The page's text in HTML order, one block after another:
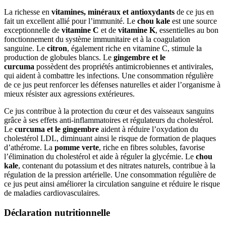
La richesse en vitamines, minéraux et antioxydants de ce jus en
fait un excellent allié pour l’immunité. Le chou kale est une source
exceptionnelle de vitamine C et de vitamine K, essentielles au bon
fonctionnement du système immunitaire et à la coagulation
sanguine. Le citron, également riche en vitamine C, stimule la
production de globules blancs. Le gingembre et le
curcuma possèdent des propriétés antimicrobiennes et antivirales,
qui aident à combattre les infections. Une consommation régulière
de ce jus peut renforcer les défenses naturelles et aider l’organisme à
mieux résister aux agressions extérieures.
Ce jus contribue à la protection du cœur et des vaisseaux sanguins
grâce à ses effets anti-inflammatoires et régulateurs du cholestérol.
Le curcuma et le gingembre aident à réduire l’oxydation du
cholestérol LDL, diminuant ainsi le risque de formation de plaques
d’athérome. La pomme verte, riche en fibres solubles, favorise
l’élimination du cholestérol et aide à réguler la glycémie. Le chou
kale, contenant du potassium et des nitrates naturels, contribue à la
régulation de la pression artérielle. Une consommation régulière de
ce jus peut ainsi améliorer la circulation sanguine et réduire le risque
de maladies cardiovasculaires.
Déclaration nutritionnelle